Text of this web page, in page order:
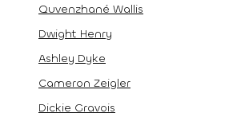
Quvenzhané Wallis
Dwight Henry
Ashley Dyke
Cameron Zeigler
Dickie Gravois